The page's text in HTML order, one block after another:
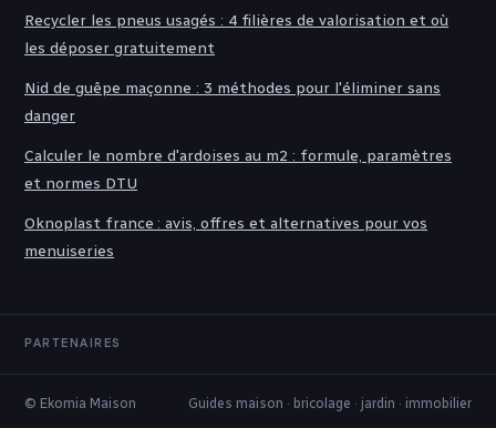
Recycler les pneus usagés : 4 filières de valorisation et où
les déposer gratuitement
Nid de guêpe maçonne : 3 méthodes pour l'éliminer sans
danger
Calculer le nombre d'ardoises au m2 : formule, paramètres
et normes DTU
Oknoplast france : avis, offres et alternatives pour vos
menuiseries
PARTENAIRES
© Ekomia Maison Guides maison · bricolage · jardin · immobilier